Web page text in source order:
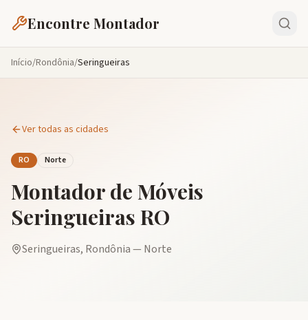
Encontre Montador
Início/Rondônia/Seringueiras
Ver todas as cidades
RO Norte
Montador de Móveis
Seringueiras RO
Seringueiras, Rondônia— Norte